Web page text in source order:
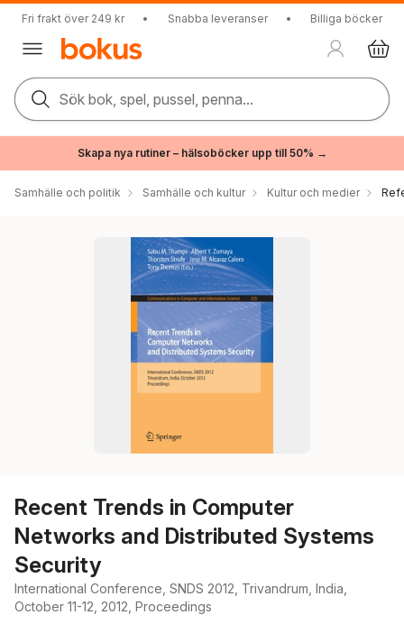
Fri frakt över 249 kr • Snabba leveranser • Billiga böcker
Sök bok, spel, pussel, penna...
Skapa nya rutiner – hälsoböcker upp till 50% →
Samhälle och politik Samhälle och kultur Kultur och medier
Recent Trends in Computer
Networks and Distributed Systems
Security
International Conference, SNDS 2012, Trivandrum, India,
October 11-12, 2012, Proceedings